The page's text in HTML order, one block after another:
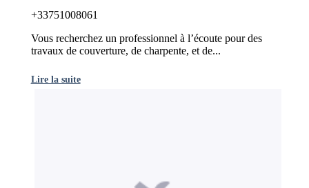
+33751008061
Vous recherchez un professionnel à l’écoute pour des
travaux de couverture, de charpente, et de...
Lire la suite